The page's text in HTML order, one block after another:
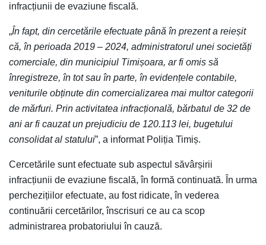
infracțiunii de evaziune fiscală.
„În fapt, din cercetările efectuate până în prezent a reieșit
că, în perioada 2019 – 2024, administratorul unei societăți
comerciale, din municipiul Timișoara, ar fi omis să
înregistreze, în tot sau în parte, în evidențele contabile,
veniturile obținute din comercializarea mai multor categorii
de mărfuri. Prin activitatea infracțională, bărbatul de 32 de
ani ar fi cauzat un prejudiciu de 120.113 lei, bugetului
consolidat al statului”, a informat Poliția Timiș.
Cercetările sunt efectuate sub aspectul săvârșirii
infracțiunii de evaziune fiscală, în formă continuată. În urma
perchezițiilor efectuate, au fost ridicate, în vederea
continuării cercetărilor, înscrisuri ce au ca scop
administrarea probatoriului în cauză.